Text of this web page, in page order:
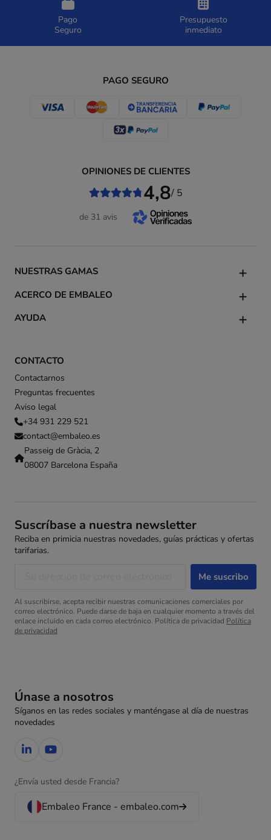
Pago
Seguro
Presupuesto
inmediato
PAGO SEGURO
CONTACTO
Contactarnos
Preguntas frecuentes
Aviso legal
+34 931 229 521
contact@embaleo.es
Passeig de Gràcia, 2
08007 Barcelona España
NUESTRAS GAMAS
ACERCO DE EMBALEO
AYUDA
OPINIONES DE CLIENTES
4,8/ 5
de 31 avis
Únase a nosotros
Síganos en las redes sociales y manténgase al día de nuestras
novedades
¿Envía usted desde Francia?
Embaleo France - embaleo.com
Suscríbase a nuestra newsletter
Reciba en primicia nuestras novedades, guías prácticas y ofertas
tarifarias.
Al suscribirse, acepta recibir nuestras comunicaciones comerciales por
correo electrónico. Puede darse de baja en cualquier momento a través del
enlace incluido en cada correo electrónico. Política de privacidad Política
de privacidad